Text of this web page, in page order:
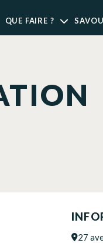
QUE FAIRE ?
27